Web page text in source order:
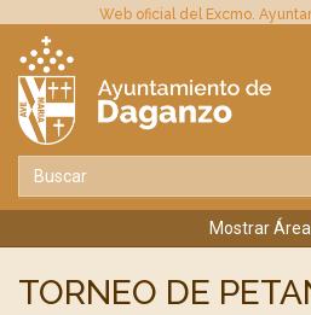
Web oficial del Excmo.
Mostrar
TORNEO DE